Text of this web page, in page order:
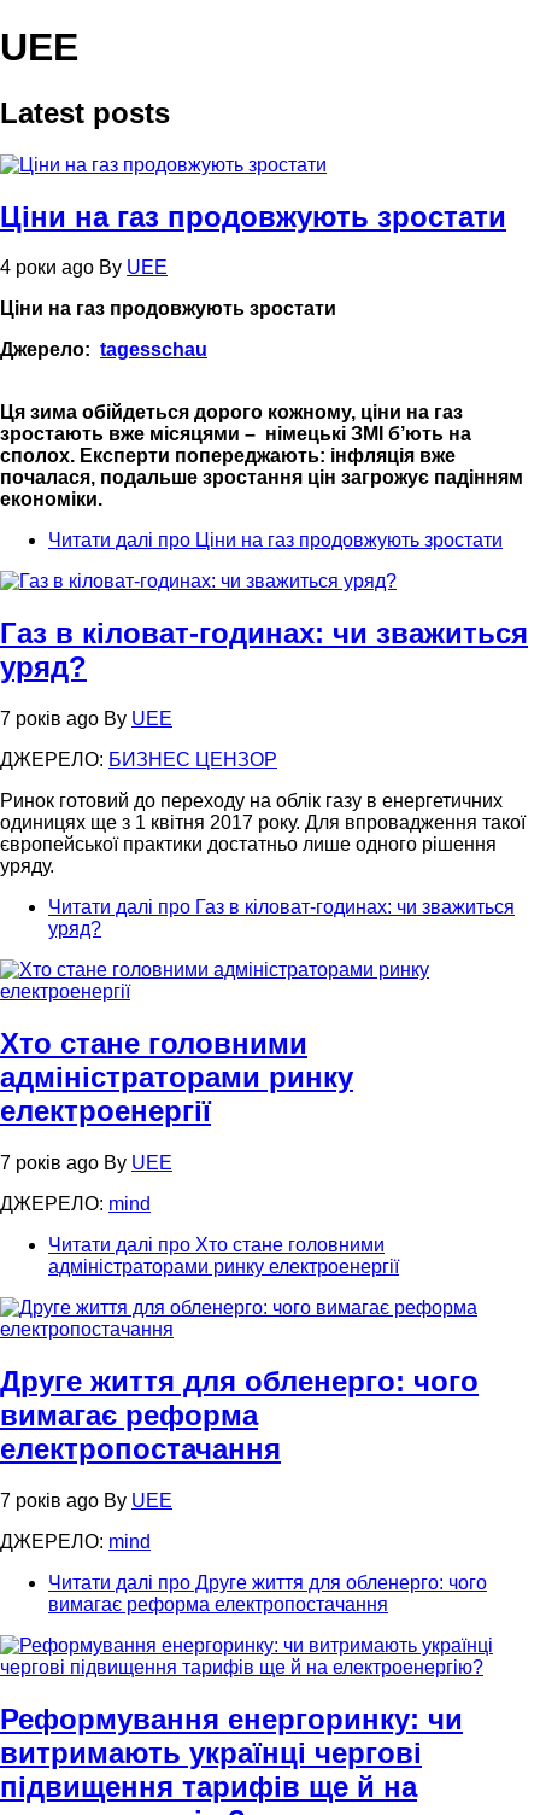
UEE
Latest posts
Ціни на газ продовжують зростати
4 роки ago By UEE
Ціни на газ продовжують зростати
Джерело: tagesschau
Ця зима обійдеться дорого кожному, ціни на газ
зростають вже місяцями – німецькі ЗМІ б’ють на
сполох. Експерти попереджають: інфляція вже
почалася, подальше зростання цін загрожує падінням
економіки.
Читати далі про Ціни на газ продовжують зростати
Газ в кіловат-годинах: чи зважиться
уряд?
7 років ago By UEE
ДЖЕРЕЛО: БИЗНЕС ЦЕНЗОР
Ринок готовий до переходу на облік газу в енергетичних
одиницях ще з 1 квітня 2017 року. Для впровадження такої
європейської практики достатньо лише одного рішення
уряду.
Читати далі про Газ в кіловат-годинах: чи зважиться
уряд?
Хто стане головними
адміністраторами ринку
електроенергії
7 років ago By UEE
ДЖЕРЕЛО: mind
Читати далі про Хто стане головними
адміністраторами ринку електроенергії
Друге життя для обленерго: чого
вимагає реформа
електропостачання
7 років ago By UEE
ДЖЕРЕЛО: mind
Читати далі про Друге життя для обленерго: чого
вимагає реформа електропостачання
Реформування енергоринку: чи
витримають українці чергові
підвищення тарифів ще й на